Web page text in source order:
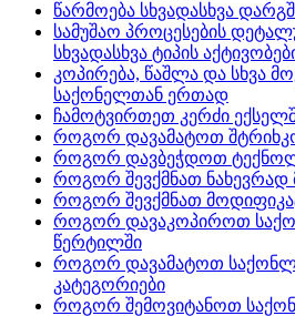
წარმოება სხვადასხვა
სამუშაო პროცესების
სხვადასხვა ტიპის
კოპირება, წაშლა და სხვა
საქონელთან ერთად
ჩამოტვირთეთ კერძი
როგორ დავამატოთ
როგორ დავბეჭდოთ
როგორ შევქმნათ ნახევრად
როგორ შევქმნათ
როგორ დავაკოპიროთ
წერტილში
როგორ დავამატოთ
კატეგორიები
როგორ შემოვიტანოთ